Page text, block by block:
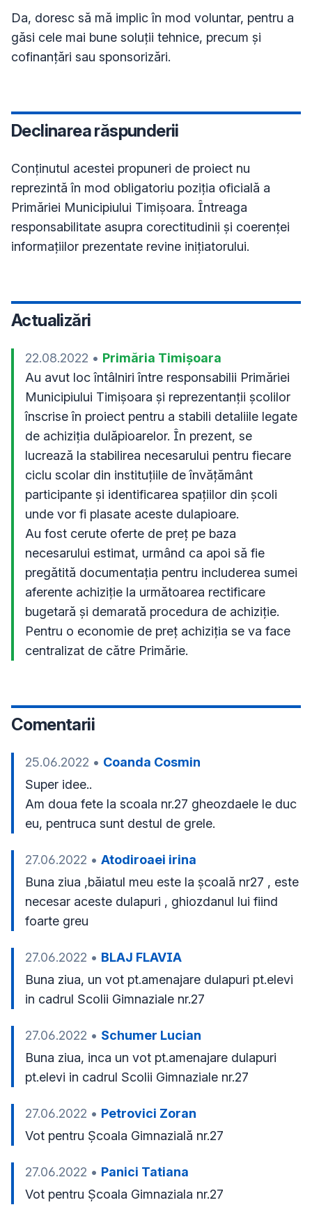
Da, doresc să mă implic în mod voluntar, pentru a
găsi cele mai bune soluții tehnice, precum și
cofinanțări sau sponsorizări.
Declinarea răspunderii
Conţinutul acestei propuneri de proiect nu
reprezintă în mod obligatoriu poziţia oficială a
Primăriei Municipiului Timișoara. Întreaga
responsabilitate asupra corectitudinii și coerenței
informațiilor prezentate revine inițiatorului.
Actualizări
22.08.2022 • Primăria Timișoara
Au avut loc întâlniri între responsabilii Primăriei
Municipiului Timișoara și reprezentanții școlilor
înscrise în proiect pentru a stabili detaliile legate
de achiziția dulăpioarelor. În prezent, se
lucrează la stabilirea necesarului pentru fiecare
ciclu scolar din instituțiile de învățământ
participante și identificarea spațiilor din școli
unde vor fi plasate aceste dulapioare.
Au fost cerute oferte de preț pe baza
necesarului estimat, urmând ca apoi să fie
pregătită documentația pentru includerea sumei
aferente achiziție la următoarea rectificare
bugetară și demarată procedura de achiziție.
Pentru o economie de preț achiziția se va face
centralizat de către Primărie.
Comentarii
25.06.2022 • Coanda Cosmin
Super idee..
Am doua fete la scoala nr.27 gheozdaele le duc
27.06.2022 • Atodiroaei irina
Buna ziua ,băiatul meu este la școală nr27 , este
necesar aceste dulapuri , ghiozdanul lui fiind
foarte greu
27.06.2022 • BLAJ FLAVIA
Buna ziua, un vot pt.amenajare dulapuri pt.elevi
in cadrul Scolii Gimnaziale nr.27
27.06.2022 • Schumer Lucian
Buna ziua, inca un vot pt.amenajare dulapuri
pt.elevi in cadrul Scolii Gimnaziale nr.27
27.06.2022 • Petrovici Zoran
Vot pentru Şcoala Gimnazială nr.27
27.06.2022 • Panici Tatiana
Vot pentru Școala Gimnaziala nr.27